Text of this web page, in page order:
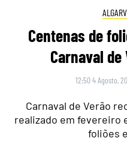
Centenas de
Carnaval
12:50 4 Agosto,
Carnaval de Verão
realizado em fevereiro
foliões